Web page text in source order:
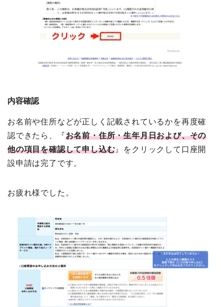
内容確認
お名前や住所などが正しく記載されているかを再度確
認できたら、『お名前・住所・生年月日および、その
他の項目を確認して申し込む 』をクリックして口座開
設申請は完了です。
お疲れ様でした。